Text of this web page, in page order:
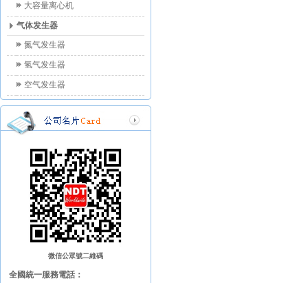
大容量离心机
气体发生器
氮气发生器
氢气发生器
空气发生器
微信公眾號二維碼
全國統一服務電話：